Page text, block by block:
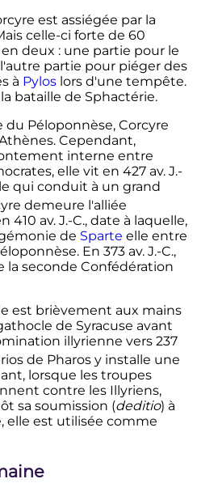
est assiégée par la
celle-ci forte de 60
en deux : une partie pour le
partie pour piéger des
à Pyloslors d'une tempête.
bataille de Sphactérie.
du Péloponnèse, Corcyre
Cependant,
interne entre
elle vit en 427 av. J.-
qui conduit à un grand
demeure l'alliée
410 av. J.-C., date à laquelle,
de Sparte elle entre
En 373 av. J.-C.,
la seconde Confédération
est brièvement aux mains
de Syracuse avant
illyrienne vers 237
de Pharos y installe une
lorsque les troupes
contre les Illyriens,
sa soumission (deditio) à
elle est utilisée comme